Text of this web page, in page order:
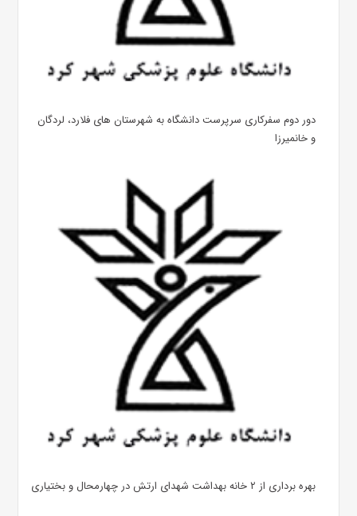
دور دوم سفرکاری سرپرست دانشگاه به شهرستان های فلارد، لردگان
و خانمیرزا
بهره ‌برداری از ۲ خانه بهداشت شهدای ارتش در چهارمحال و بختیاری